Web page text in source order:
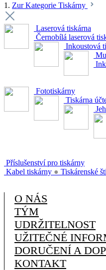
1. Zur Kategorie Tiskárny
Laserová tiskárna
Černobílá laserová
Inkoustová
Fototiskárny
Tiskárna
Příslušenství pro tiskárny
Kabel tiskárny ● Tiskárenské
O NÁS
TÝM
UDRŽITELNOST
UŽITEČNÉ
DORUČENÍ A
KONTAKT